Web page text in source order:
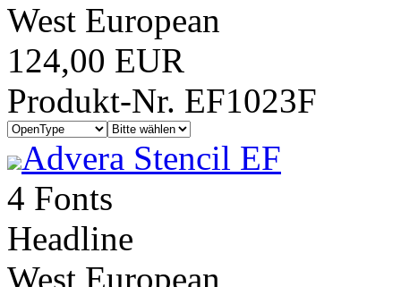
West European
124,00 EUR
Produkt-Nr. EF1023F
Advera Stencil EF
4 Fonts
Headline
West European